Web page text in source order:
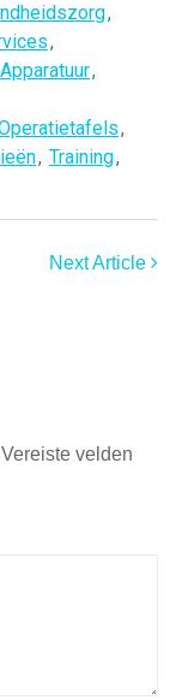
,
,
,
,
, Training,
Next Article
Vereiste velden